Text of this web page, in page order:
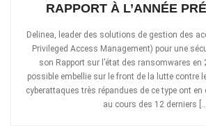
RAPPORT À L’ANNÉE
Delinea, leader des solutions de gestion des
Privileged Access Management) pour une
son Rapport sur l’état des ransomwares en
possible embellie sur le front de la lutte contre
cyberattaques très répandues de ce type ont
au cours des 12 derniers […]